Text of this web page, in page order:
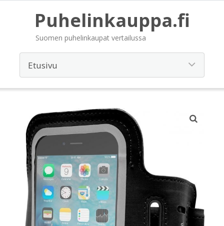
Puhelinkauppa.fi
Suomen puhelinkaupat vertailussa